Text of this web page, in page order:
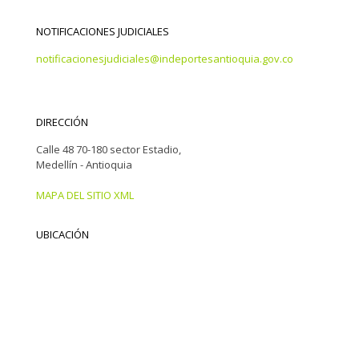
NOTIFICACIONES JUDICIALES
notificacionesjudiciales@indeportesantioquia.gov.co
DIRECCIÓN
Calle 48 70-180 sector Estadio,
Medellín - Antioquia
MAPA DEL SITIO XML
UBICACIÓN